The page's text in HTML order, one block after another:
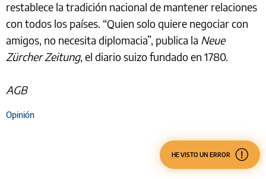
restablece la tradición nacional de mantener relaciones
con todos los países. “Quien solo quiere negociar con
amigos, no necesita diplomacia”, publica la Neue
Zürcher Zeitung, el diario suizo fundado en 1780.
AGB
Opinión
HE VISTO UN ERROR